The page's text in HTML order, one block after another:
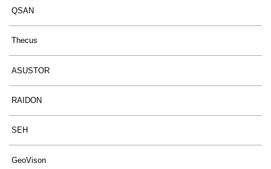
QSAN
Thecus
ASUSTOR
RAIDON
SEH
GeoVison